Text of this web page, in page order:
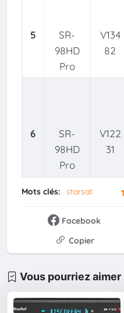
5
SR-
98HD
Pro
V134
82
6
SR-
98HD
Pro
V122
31
Mots clés: starsat
Facebook
Copier
Vous pourriez aimer